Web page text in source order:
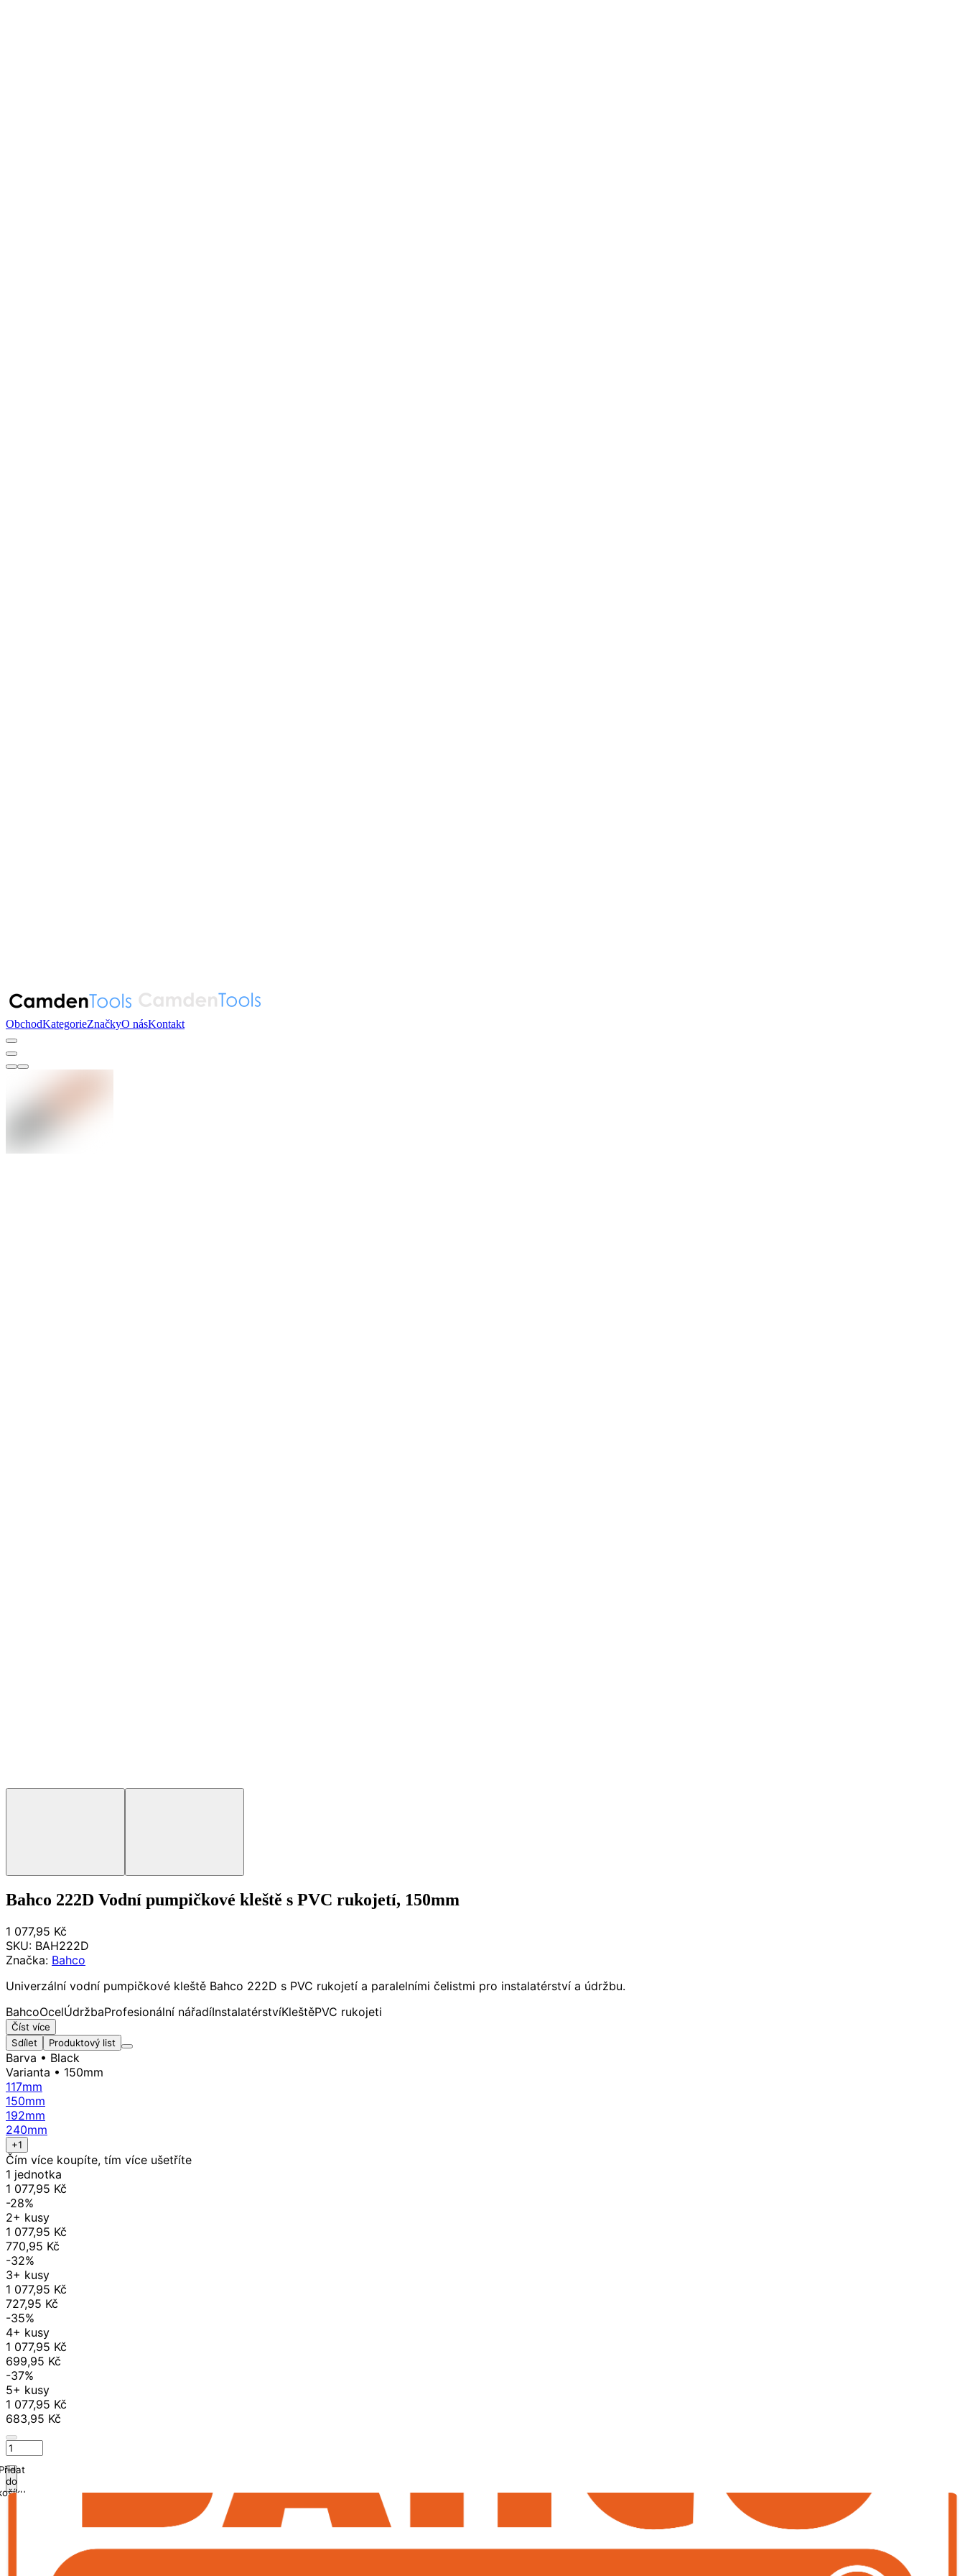
ObchodKategorieZnačkyO násKontakt
Bahco 222D Vodní pumpičkové kleště s PVC rukojetí, 150mm
1 077,95 Kč
SKU: BAH222D
Značka: Bahco
Univerzální vodní pumpičkové kleště Bahco 222D s PVC rukojetí a paralelními čelistmi pro instalatérství a údržbu.
BahcoOcelÚdržbaProfesionální nářadíInstalatérstvíKleštěPVC rukojeti
Číst více
Sdílet
Produktový list
Barva • Black
Varianta • 150mm
117mm
150mm
192mm
240mm
+1
Čím více koupíte, tím více ušetříte
1 jednotka
1 077,95 Kč
-28%
2+ kusy
1 077,95 Kč
770,95 Kč
-32%
3+ kusy
1 077,95 Kč
727,95 Kč
-35%
4+ kusy
1 077,95 Kč
699,95 Kč
-37%
5+ kusy
1 077,95 Kč
683,95 Kč
do